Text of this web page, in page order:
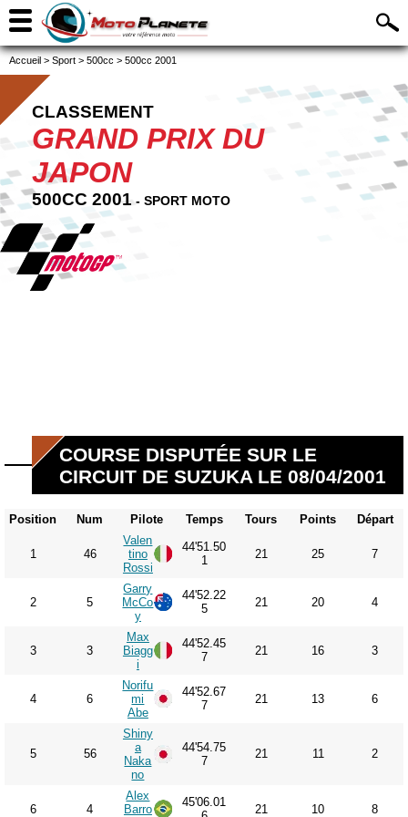
Accueil > Sport > 500cc > 500cc 2001
CLASSEMENT
GRAND PRIX DU
JAPON
500CC 2001 - SPORT MOTO
COURSE DISPUTÉE SUR LE
CIRCUIT DE SUZUKA LE 08/04/2001
Position Num Pilote Temps Tours Points Départ
1 46
Valen
tino
Rossi
44'51.50
1
21 25 7
2 5
Garry
McCo
y
44'52.22
5
21 20 4
3 3
Max
Biagg
i
44'52.45
7
21 16 3
4 6
Norifu
mi
Abe
44'52.67
7
21 13 6
5 56
Shiny
a
Naka
no
44'54.75
7
21 11 2
6 4
Alex
Barro
45'06.01
21 10 8